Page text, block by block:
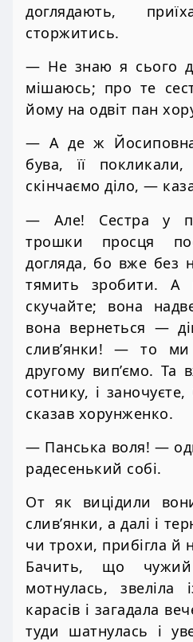
доглядають,
сторжитись.
— Не знаю я сього
мішаюсь; про те
йому на одвіт пан
— А де ж
бува, її
скінчаємо діло, —
— Але! Сестра у
трошки просця
догляда, бо вже без
тямить зробити. А
скучайте; вона
вона вернеться —
слив’янки! — то
другому вип’ємо. Та
сотнику, і
сказав хорунженко.
— Панська воля! —
радесенький собі.
От як вицідили
слив’янки, а далі і
чи трохи, прибігла й
Бачить, що чужий
мотнулась, звеліла
карасів і загадала
туди шатнулась і